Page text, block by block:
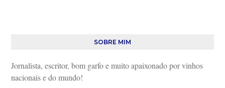
SOBRE MIM
Jornalista, escritor, bom garfo e muito apaixonado por vinhos
nacionais e do mundo!